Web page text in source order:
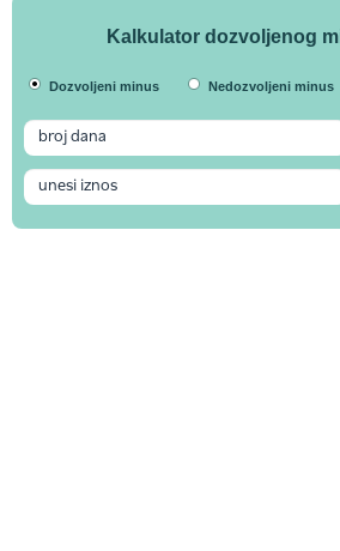
Kalkulator dozvoljenog
Dozvoljeni minus Nedozvoljeni minus